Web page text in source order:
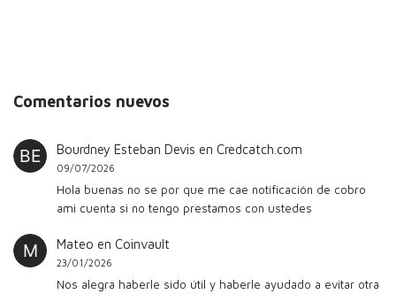
Comentarios nuevos
Bourdney Esteban Devis en Credcatch.com
09/07/2026
Hola buenas no se por que me cae notificación de cobro
ami cuenta si no tengo prestamos con ustedes
Mateo en Coinvault
23/01/2026
Nos alegra haberle sido útil y haberle ayudado a evitar otra